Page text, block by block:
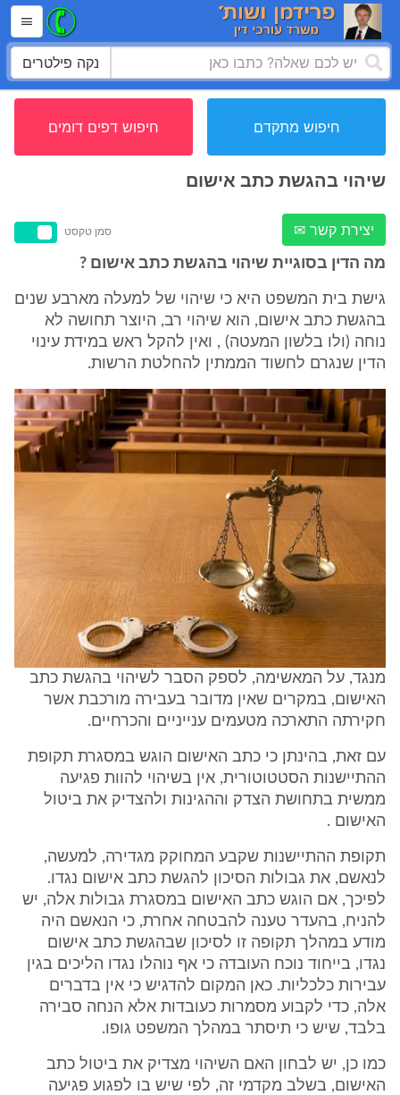
נקה פילטרים
חיפוש מתקדם חיפוש דפים דומים
שיהוי בהגשת כתב אישום
יצירת קשר ✉ סמן טקסט
מה הדין בסוגיית שיהוי בהגשת כתב אישום ?
גישת בית המשפט היא כי שיהוי של למעלה מארבע שנים
בהגשת כתב אישום, הוא שיהוי רב, היוצר תחושה לא
נוחה (ולו בלשון המעטה) , ואין להקל ראש במידת עינוי
הדין שנגרם לחשוד הממתין להחלטת הרשות.
מנגד, על המאשימה, לספק הסבר לשיהוי בהגשת כתב
האישום, במקרים שאין מדובר בעבירה מורכבת אשר
חקירתה התארכה מטעמים ענייניים והכרחיים.
עם זאת, בהינתן כי כתב האישום הוגש במסגרת תקופת
ההתיישנות הסטטוטורית, אין בשיהוי להוות פגיעה
ממשית בתחושת הצדק וההגינות ולהצדיק את ביטול
האישום .
תקופת ההתיישנות שקבע המחוקק מגדירה, למעשה,
לנאשם, את גבולות הסיכון להגשת כתב אישום נגדו.
לפיכך, אם הוגש כתב האישום במסגרת גבולות אלה, יש
להניח, בהעדר טענה להבטחה אחרת, כי הנאשם היה
מודע במהלך תקופה זו לסיכון שבהגשת כתב אישום
נגדו, בייחוד נוכח העובדה כי אף נוהלו נגדו הליכים בגין
עבירות כלכליות. כאן המקום להדגיש כי אין בדברים
אלה, כדי לקבוע מסמרות כעובדות אלא הנחה סבירה
בלבד, שיש כי תיסתר במהלך המשפט גופו.
כמו כן, יש לבחון האם השיהוי מצדיק את ביטול כתב
האישום, בשלב מקדמי זה, לפי שיש בו לפגוע פגיעה